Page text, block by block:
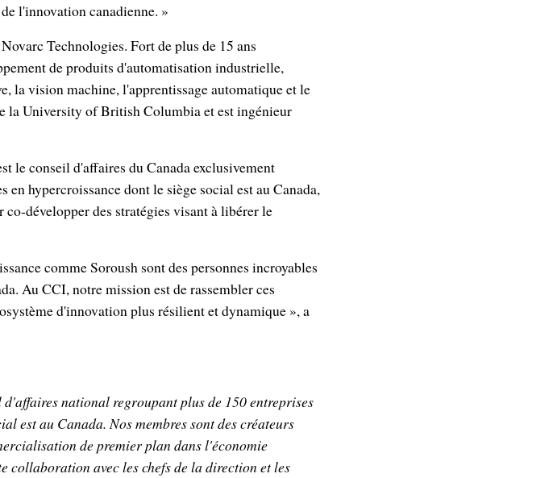
l'innovation canadienne. »
Technologies. Fort de plus de 15 ans
de produits d'automatisation industrielle,
la vision machine, l'apprentissage automatique et le
la University of British Columbia et est ingénieur
le conseil d'affaires du Canada exclusivement
hypercroissance dont le siège social est au Canada,
développer des stratégies visant à libérer le
comme Soroush sont des personnes incroyables
Au CCI, notre mission est de rassembler ces
d'innovation plus résilient et dynamique », a
national regroupant plus de 150 entreprises
est au Canada. Nos membres sont des créateurs
de premier plan dans l'économie
collaboration avec les chefs de la direction et les